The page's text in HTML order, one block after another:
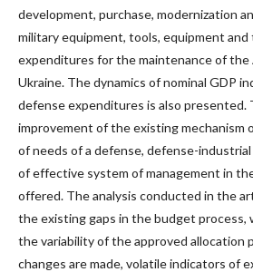
development, purchase, modernization
military equipment, tools, equipment and
expenditures for the maintenance of the
Ukraine. The dynamics of nominal GDP
defense expenditures is also presented.
improvement of the existing mechanism
of needs of a defense, defense-
of effective system of management in
offered. The analysis conducted in the
the existing gaps in the budget process,
the variability of the approved allocation
changes are made, volatile indicators of